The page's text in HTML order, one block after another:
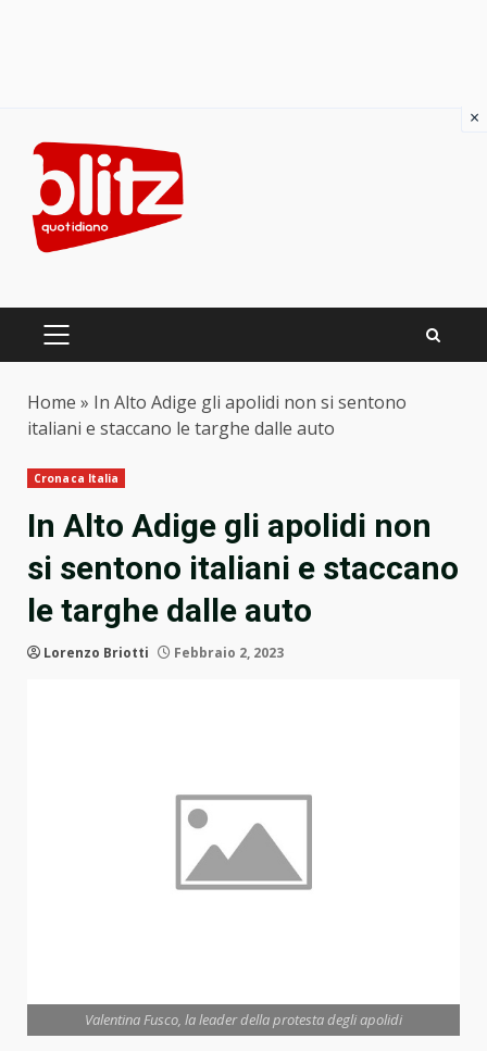
content
PRIMARY
Home » In Alto Adige gli apolidi non si sentono
italiani e staccano le targhe dalle auto
Cronaca Italia
In Alto Adige gli apolidi non
si sentono italiani e staccano
le targhe dalle auto
Lorenzo Briotti Febbraio 2, 2023
Valentina Fusco, la leader della protesta degli apolidi
×